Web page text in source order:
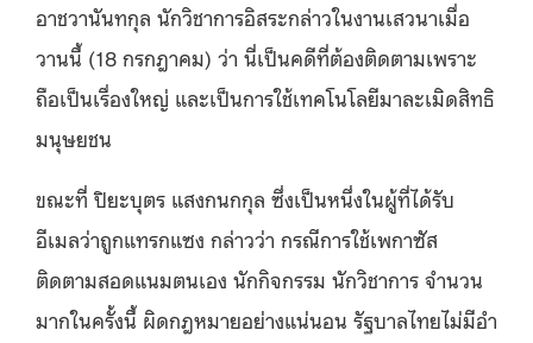
อาชวานันทกุล นักวิชาการอิสระกล่าวในงานเสวนาเมื่อ
วานนี้ (18 กรกฎาคม) ว่า นี่เป็นคดีที่ต้องติดตามเพราะ
ถือเป็นเรื่องใหญ่ และเป็นการใช้เทคโนโลยีมาละเมิดสิทธิ
มนุษยชน
ขณะที่ ปิยะบุตร แสงกนกกุล ซึ่งเป็นหนึ่งในผู้ที่ได้รับ
อีเมลว่าถูกแทรกแซง กล่าวว่า กรณีการใช้เพกาซัส
ติดตามสอดแนมตนเอง นักกิจกรรม นักวิชาการ จำนวน
มากในครั้งนี้ ผิดกฎหมายอย่างแน่นอน รัฐบาลไทยไม่มีอำ